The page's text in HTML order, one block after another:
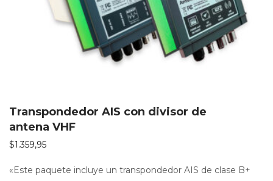
Transpondedor AIS con divisor de
antena VHF
$1.359,95
«Este paquete incluye un transpondedor AIS de clase B+